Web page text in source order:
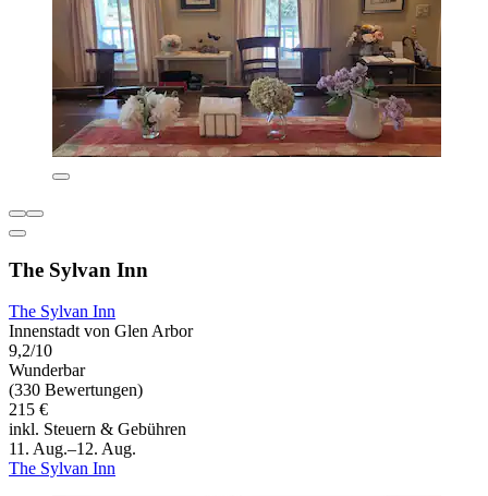
The Sylvan Inn
The Sylvan Inn
Innenstadt von Glen Arbor
9,2/10
Wunderbar
(330 Bewertungen)
215 €
inkl. Steuern & Gebühren
11. Aug.–12. Aug.
The Sylvan Inn